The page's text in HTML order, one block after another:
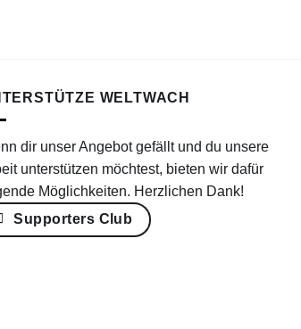
WELTWACH
dir unser Angebot gefällt und du unsere
unterstützen möchtest, bieten wir dafür
Möglichkeiten. Herzlichen Dank!
Supporters Club